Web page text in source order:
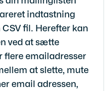
indtastning
fil. Herefter kan
ved at sætte
flere emailadresser
at slette, mute
email adressen,